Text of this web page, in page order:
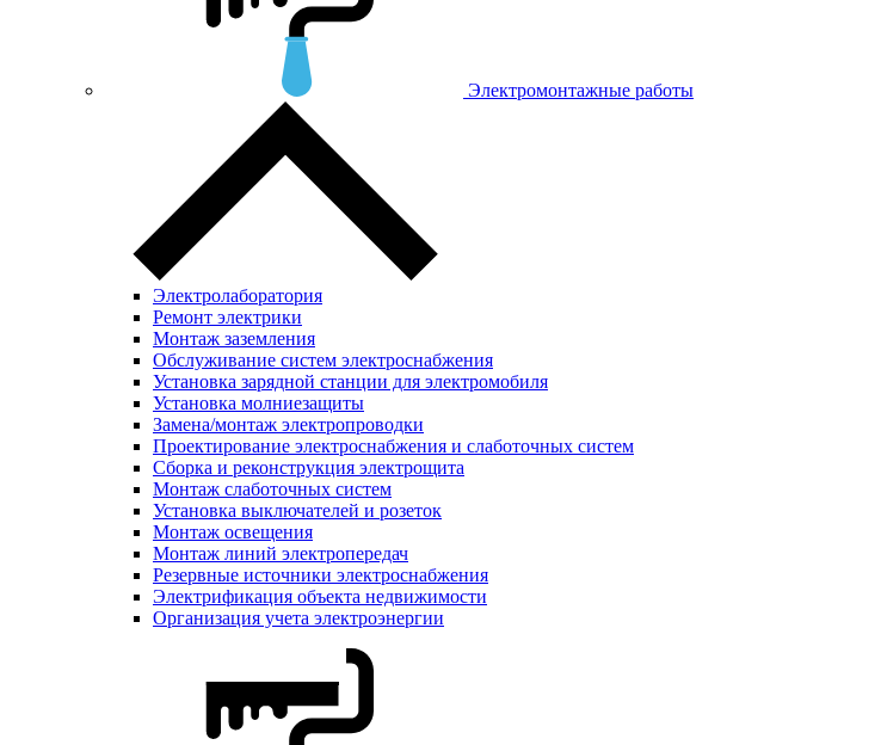
Электромонтажные работы
Электролаборатория
Ремонт электрики
Монтаж заземления
Обслуживание систем электроснабжения
Установка зарядной станции для электромобиля
Установка молниезащиты
Замена/монтаж электропроводки
Проектирование электроснабжения и слаботочных систем
Сборка и реконструкция электрощита
Монтаж слаботочных систем
Установка выключателей и розеток
Монтаж освещения
Монтаж линий электропередач
Резервные источники электроснабжения
Электрификация объекта недвижимости
Организация учета электроэнергии